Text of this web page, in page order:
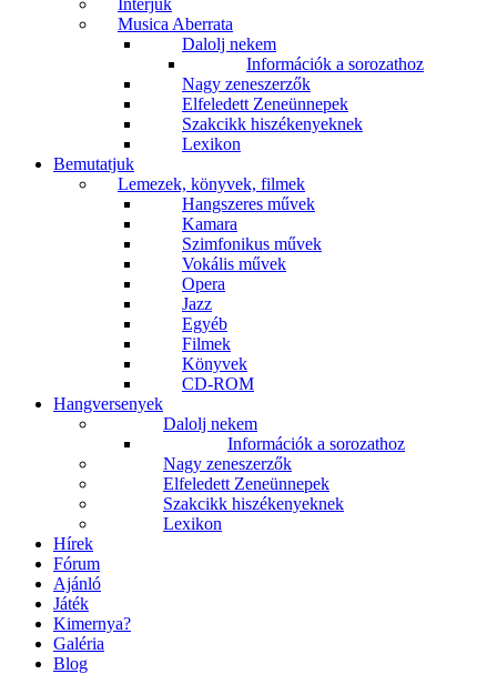
Musica Aberrata
Dalolj nekem
Információk a sorozathoz
Nagy zeneszerzők
Elfeledett Zeneünnepek
Szakcikk hiszékenyeknek
Lexikon
Bemutatjuk
Lemezek, könyvek, filmek
Hangszeres művek
Kamara
Szimfonikus művek
Vokális művek
Opera
Jazz
Egyéb
Filmek
Könyvek
CD-ROM
Hangversenyek
Dalolj nekem
Információk a sorozathoz
Nagy zeneszerzők
Elfeledett Zeneünnepek
Szakcikk hiszékenyeknek
Lexikon
Hírek
Fórum
Ajánló
Játék
Kimernya?
Galéria
Blog